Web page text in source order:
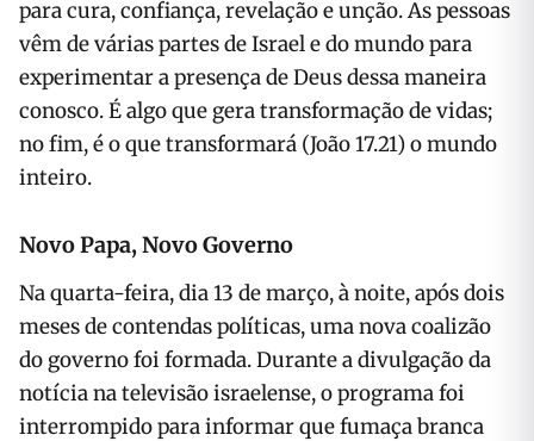
para cura, confiança, revelação e unção. As pessoas
vêm de várias partes de Israel e do mundo para
experimentar a presença de Deus dessa maneira
conosco. É algo que gera transformação de vidas;
no fim, é o que transformará (João 17.21) o mundo
inteiro.
Novo Papa, Novo Governo
Na quarta-feira, dia 13 de março, à noite, após dois
meses de contendas políticas, uma nova coalizão
do governo foi formada. Durante a divulgação da
notícia na televisão israelense, o programa foi
interrompido para informar que fumaça branca